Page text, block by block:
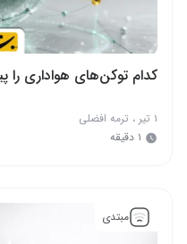
کدام توکن‌های هواداری را
۱ تیر ، ترمه افضلی
۱ دقیقه
مبتدی